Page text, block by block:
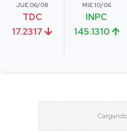
JUE 06/08
TDC
17.2317
MIE 10/06
INPC
145.1310